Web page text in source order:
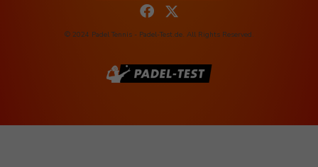
© 2024 Padel Tennis - Padel-Test.de. All Rights Reserved.